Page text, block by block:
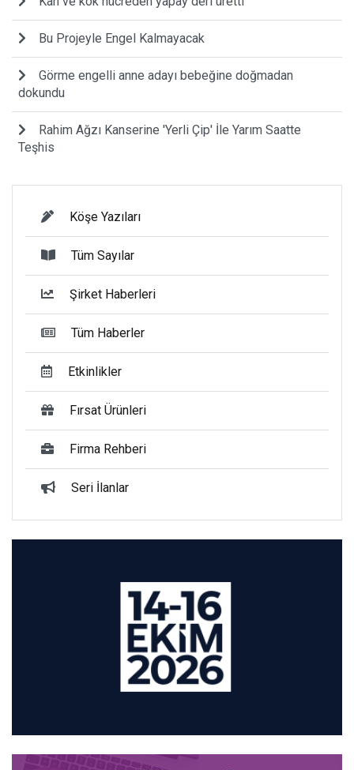
Bu Projeyle Engel Kalmayacak
Görme engelli anne adayı bebeğine doğmadan
dokundu
Rahim Ağzı Kanserine 'Yerli Çip' İle Yarım Saatte
Teşhis
Köşe Yazıları
Tüm Sayılar
Şirket Haberleri
Tüm Haberler
Etkinlikler
Fırsat Ürünleri
Firma Rehberi
Seri İlanlar